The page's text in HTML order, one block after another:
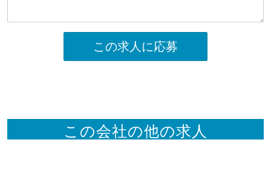
この求人に応募
この会社の他の求人